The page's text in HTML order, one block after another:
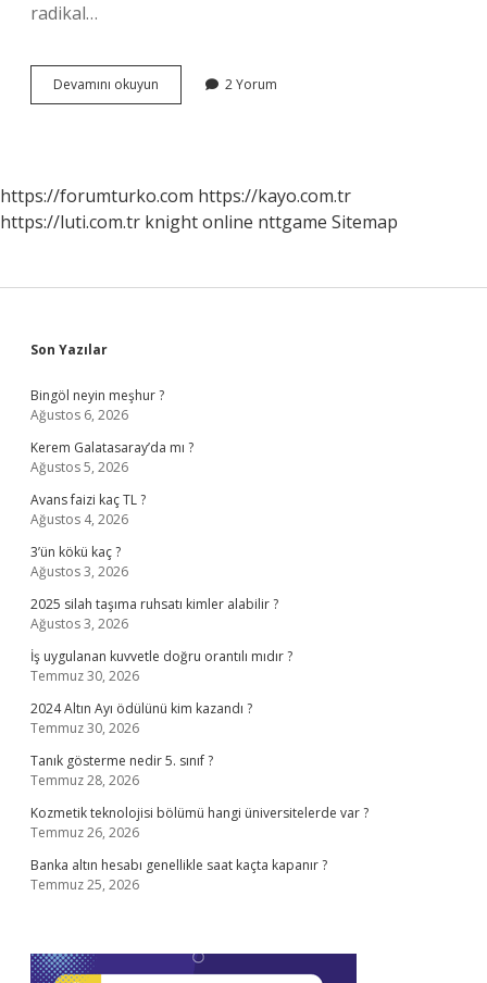
radikal…
Devamını okuyun Çağdaşlık
Ne
2 Yorum
https://forumturko.com https://kayo.com.tr
https://luti.com.tr knight online nttgame Sitemap
Sidebar
Son Yazılar
Bingöl neyin meşhur ?
Ağustos 6, 2026
Kerem Galatasaray’da mı ?
Ağustos 5, 2026
Avans faizi kaç TL ?
Ağustos 4, 2026
3’ün kökü kaç ?
Ağustos 3, 2026
2025 silah taşıma ruhsatı kimler alabilir ?
Ağustos 3, 2026
İş uygulanan kuvvetle doğru orantılı mıdır ?
Temmuz 30, 2026
2024 Altın Ayı ödülünü kim kazandı ?
Temmuz 30, 2026
Tanık gösterme nedir 5. sınıf ?
Temmuz 28, 2026
Kozmetik teknolojisi bölümü hangi üniversitelerde var ?
Temmuz 26, 2026
Banka altın hesabı genellikle saat kaçta kapanır ?
Temmuz 25, 2026